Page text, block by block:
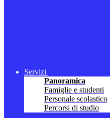
Servizi
Panoramica
Famiglie e studenti
Personale scolastico
Percorsi di studio